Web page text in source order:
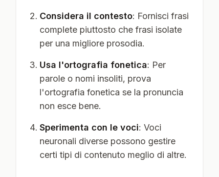
Considera il contesto: Fornisci frasi
complete piuttosto che frasi isolate
per una migliore prosodia.
Usa l'ortografia fonetica: Per
parole o nomi insoliti, prova
l'ortografia fonetica se la pronuncia
non esce bene.
Sperimenta con le voci: Voci
neuronali diverse possono gestire
certi tipi di contenuto meglio di altre.